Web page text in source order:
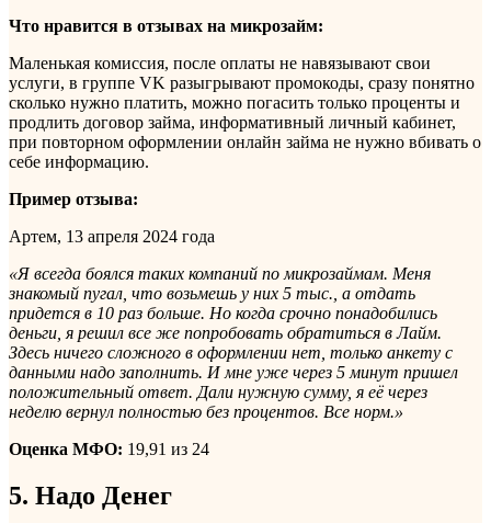
Что нравится в отзывах на микрозайм:
Маленькая комиссия, после оплаты не навязывают свои
услуги, в группе VK разыгрывают промокоды, сразу понятно
сколько нужно платить, можно погасить только проценты и
продлить договор займа, информативный личный кабинет,
при повторном оформлении онлайн займа не нужно вбивать о
себе информацию.
Пример отзыва:
Артем, 13 апреля 2024 года
«Я всегда боялся таких компаний по микрозаймам. Меня
знакомый пугал, что возьмешь у них 5 тыс., а отдать
придется в 10 раз больше. Но когда срочно понадобились
деньги, я решил все же попробовать обратиться в Лайм.
Здесь ничего сложного в оформлении нет, только анкету с
данными надо заполнить. И мне уже через 5 минут пришел
положительный ответ. Дали нужную сумму, я её через
неделю вернул полностью без процентов. Все норм.»
Оценка МФО: 19,91 из 24
5. Надо Денег